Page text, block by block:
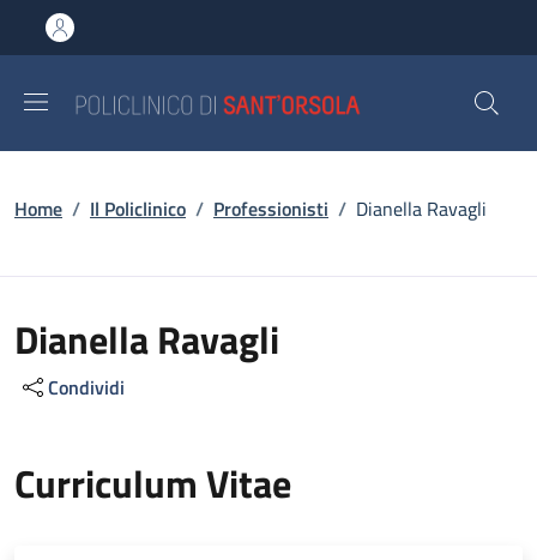
al contenuto principale
to footer content
Briciole di pane
Home / Il Policlinico / Professionisti / Dianella Ravagli
Dianella Ravagli
Condividi
Curriculum Vitae